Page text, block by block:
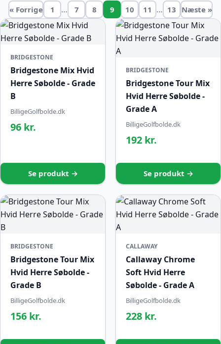
« Forrige 1 … 7 8 9 10 11 … 13 Næste »
BRIDGESTONE
Bridgestone Mix Hvid
Herre Søbolde - Grade
B
BilligeGolfbolde.dk
96 kr.
Se produkt →
BRIDGESTONE
Bridgestone Tour Mix
Hvid Herre Søbolde -
Grade A
BilligeGolfbolde.dk
192 kr.
Se produkt →
BRIDGESTONE
Bridgestone Tour Mix
Hvid Herre Søbolde -
Grade B
BilligeGolfbolde.dk
156 kr.
CALLAWAY
Callaway Chrome
Soft Hvid Herre
Søbolde - Grade A
BilligeGolfbolde.dk
228 kr.